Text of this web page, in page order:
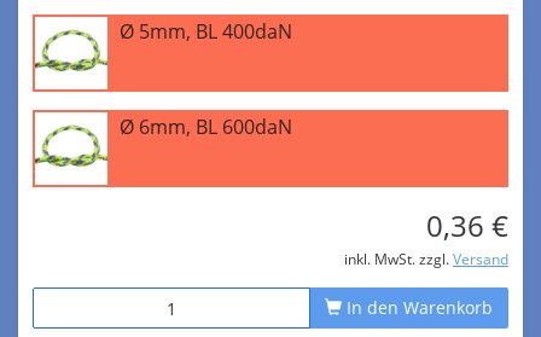
Ø 5mm, BL 400daN
Ø 6mm, BL 600daN
0,36 €
inkl. MwSt. zzgl. Versand
In den Warenkorb